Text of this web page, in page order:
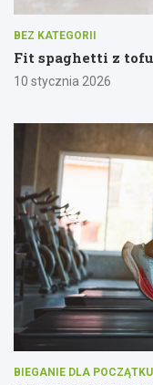
BEZ KATEGORII
Fit spaghetti z
10 stycznia 2026
BIEGANIE DLA